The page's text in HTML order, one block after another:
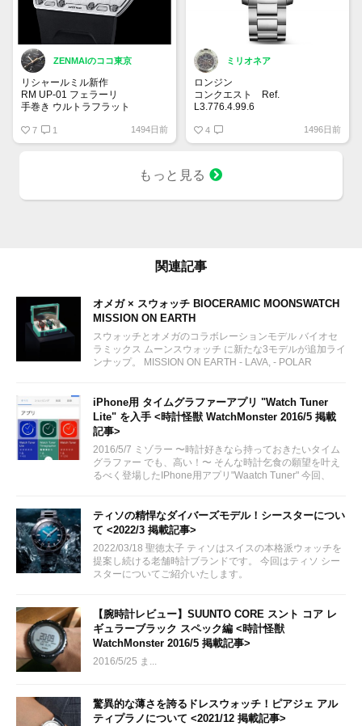
ZENMAIのココ東京
リシャールミル新作
RM UP-01 フェラーリ
手巻き ウルトラフラット
厚さわずか1.75mm
ウルトラフラット手巻きムーブメ
ント、時・分 ファンクションセ
7 1 1494日前
ミリオネア
ロンジン
コンクエスト Ref.
L3.776.4.99.6
ンデックス。文字盤はサンレイ仕
上げのブルーダイヤルがイケてま
バーの文字盤があり、どんなシー
ンにも合うと思います。
4 1496日前
もっと見る
関連記事
オメガ × スウォッチ BIOCERAMIC MOONSWATCH
MISSION ON EARTH
スウォッチとオメガのコラボレーションモデル バイオセ
ラミックス ムーンスウォッチ に新たな3モデルが追加ライ
ンナップ。 MISSION ON EARTH - LAVA, - POLAR
iPhone用 タイムグラファーアプリ "Watch Tuner
Lite" を入手 <時計怪獣 WatchMonster 2016/5 掲載
記事>
2016/5/7 ミゾラー 〜時計好きなら持っておきたいタイム
グラファー でも、高い！〜 そんな時計乞食の願望を叶え
るべく登場したIPhone用アプリ"Waatch Tuner" 今回、
ティソの精悍なダイバーズモデル！シースターについ
て <2022/3 掲載記事>
2022/03/18 聖徳太子 ティソはスイスの本格派ウォッチを
提案し続ける老舗時計ブランドです。 今回はティソ シー
スターについてご紹介いたします。
【腕時計レビュー】SUUNTO CORE スント コア レ
ギュラーブラック スペック編 <時計怪獣
WatchMonster 2016/5 掲載記事>
2016/5/25 ま...
驚異的な薄さを誇るドレスウォッチ！ピアジェ アル
ティプラノについて <2021/12 掲載記事>